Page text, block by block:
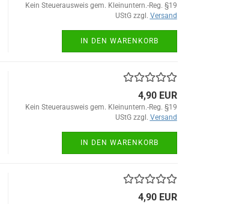
Kein Steuerausweis gem. Kleinuntern.-Reg. §19
UStG zzgl. Versand
IN DEN WARENKORB
4,90 EUR
Kein Steuerausweis gem. Kleinuntern.-Reg. §19
UStG zzgl. Versand
IN DEN WARENKORB
4,90 EUR